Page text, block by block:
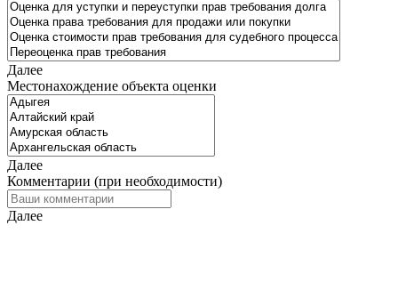
Далее
Местонахождение объекта оценки
Далее
Комментарии (при необходимости)
Далее